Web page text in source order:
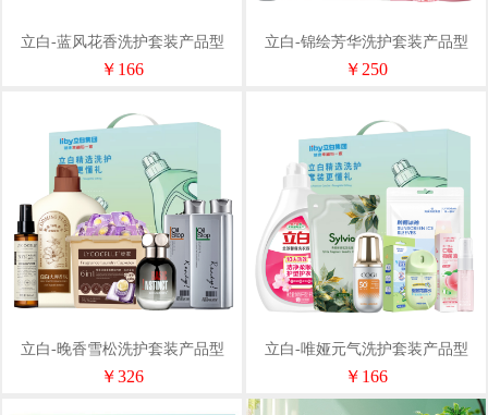
立白-蓝风花香洗护套装产品型
号：LXH-6015
￥166
立白-锦绘芳华洗护套装产品型
号：LXH-6013
￥250
立白-晚香雪松洗护套装产品型
号：LXH-6012
￥326
立白-唯娅元气洗护套装产品型
号：LXH-6011
￥166